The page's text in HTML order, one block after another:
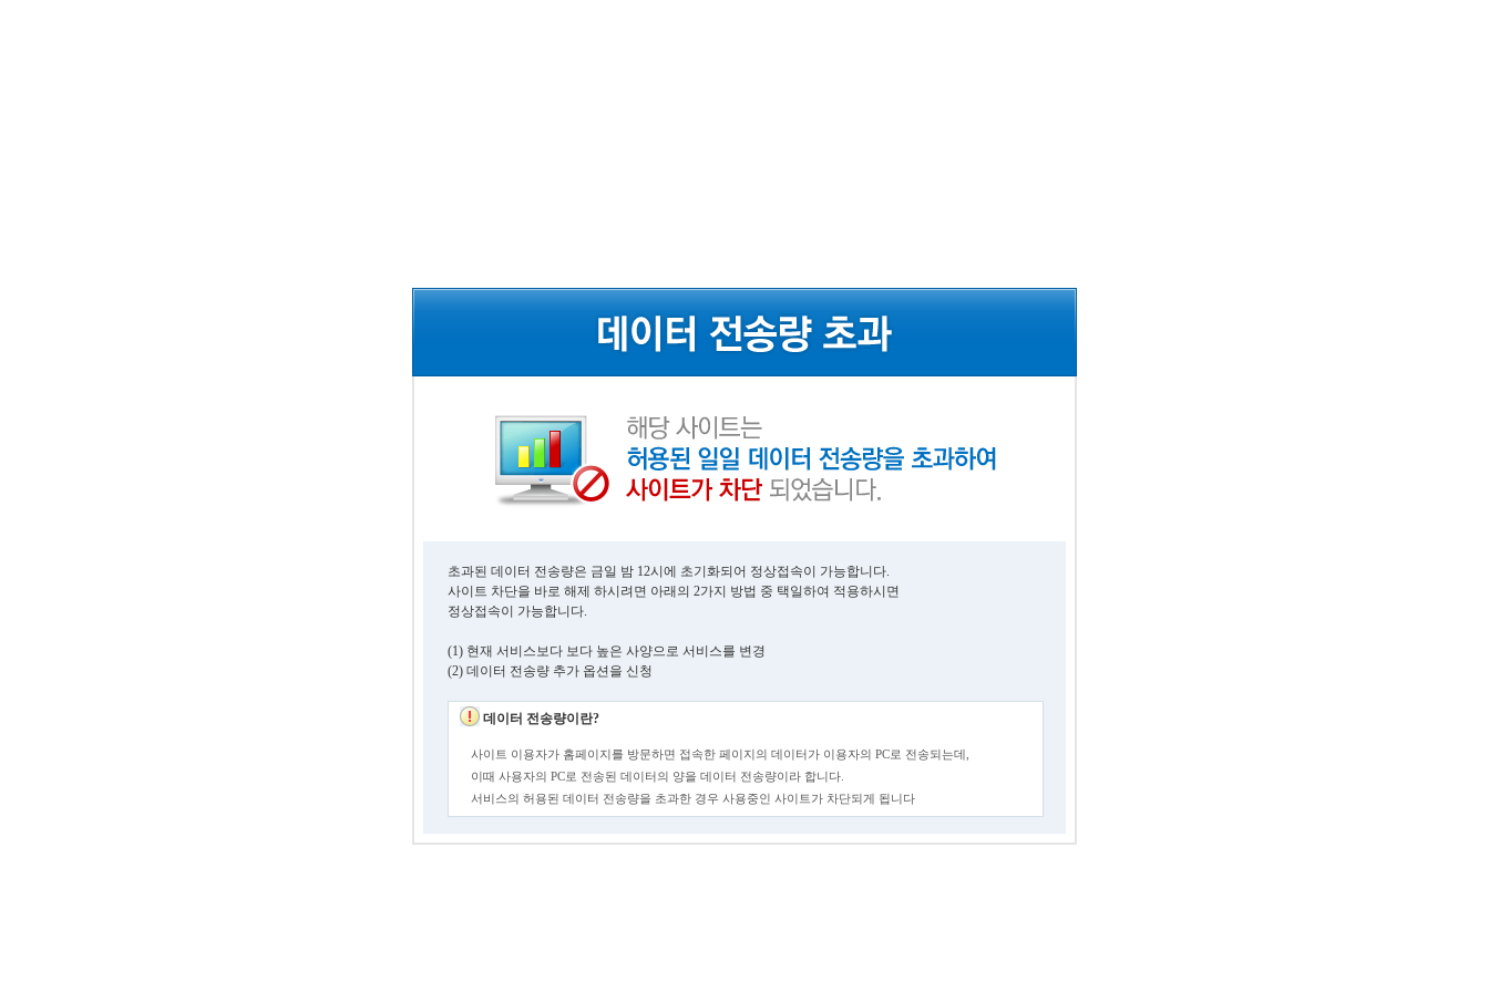
초과된 데이터 전송량은 금일 밤 12시에 초기화되어 정상접속이 가능합니다.
사이트 차단을 바로 해제 하시려면 아래의 2가지 방법 중 택일하여 적용하시면
정상접속이 가능합니다.
(1) 현재 서비스보다 보다 높은 사양으로 서비스를 변경
(2) 데이터 전송량 추가 옵션을 신청
데이터 전송량이란?
사이트 이용자가 홈페이지를 방문하면 접속한 페이지의 데이터가 이용자의 PC로 전송되는데,
이때 사용자의 PC로 전송된 데이터의 양을 데이터 전송량이라 합니다.
서비스의 허용된 데이터 전송량을 초과한 경우 사용중인 사이트가 차단되게 됩니다